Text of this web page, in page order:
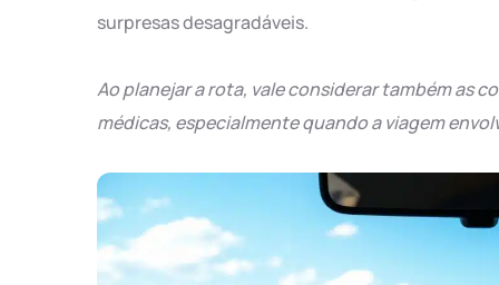
surpresas desagradáveis.
Ao planejar a rota, vale considerar também as
médicas, especialmente quando a viagem